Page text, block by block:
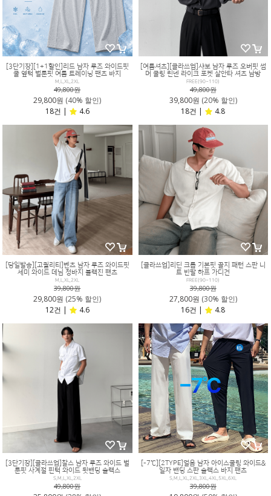
[3단기장][1+1할인]리드 남자 루즈 와이드핏
쿨 옆턱 벌룬핏 여름 트레이닝 팬츠 바지
M,L,XL,2XL
49,800원
29,800원 (40% 할인)
18건 |
4.6
[여름셔츠][클라쓰업]샤보 남자 루즈 오버핏 썸
머 쿨링 린넨 라이크 포켓 살안타 셔츠 남방
FREE(90~110)
49,800원
39,800원 (20% 할인)
18건 |
4.8
[당일발송][고퀄리티]벤츠 남자 루즈 와이드핏
세미 와이드 데님 청바지 블랙진 팬츠
M,L,XL,2XL
39,800원
29,800원 (25% 할인)
12건 |
4.6
[클라쓰업]리딘 크롭 기본핏 골지 패턴 스판 니
트 반팔 하프 가디건
FREE(90~110)
39,800원
27,800원 (30% 할인)
16건 |
4.8
[3단기장][클라쓰업]찰스 남자 루즈 와이드 벌
룬핏 사계절 핀턱 와이드 뒷밴딩 슬랙스
S,M,L,XL,2XL
49,800원
[-7℃][2TYPE]얼음 남자 아이스쿨링 와이드&
일자 밴딩 스판 슬랙스 바지 팬츠
S,M,L,XL,2XL,3XL,4XL,5XL,6XL
39,800원